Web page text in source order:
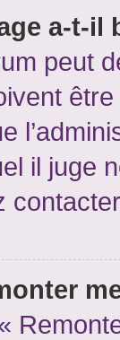
a-t-il
peut
il juge